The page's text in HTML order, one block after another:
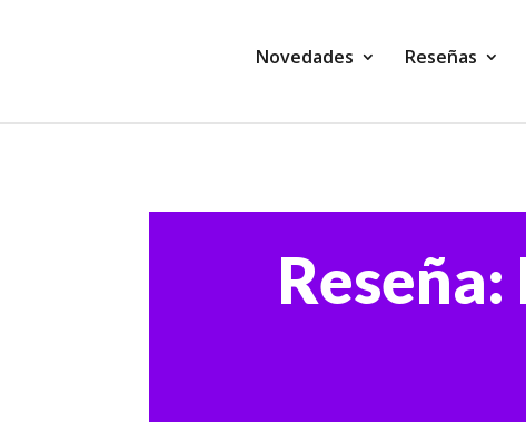
Novedades Reseñas